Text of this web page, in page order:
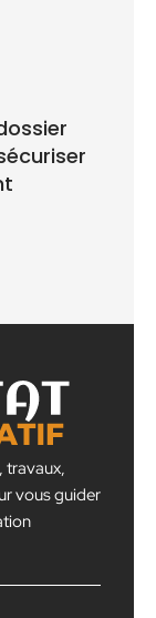
travaux,
vous guider